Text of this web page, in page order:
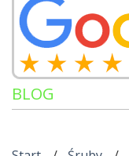
BLOG